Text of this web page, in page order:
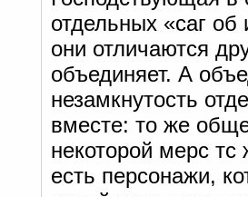
отдельных «саг
они отличаются
объединяет. А
незамкнутость
вместе: то же
некоторой мерс
есть персонажи,